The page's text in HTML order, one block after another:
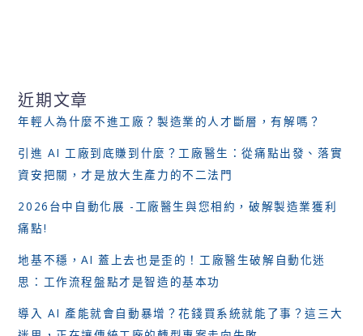
近期文章
年輕人為什麼不進工廠？製造業的人才斷層，有解嗎？
引進 AI 工廠到底賺到什麼？工廠醫生：從痛點出發、落實
資安把關，才是放大生產力的不二法門
2026台中自動化展 -工廠醫生與您相約，破解製造業獲利
痛點!
地基不穩，AI 蓋上去也是歪的！工廠醫生破解自動化迷
思：工作流程盤點才是智造的基本功
導入 AI 產能就會自動暴增？花錢買系統就能了事？這三大